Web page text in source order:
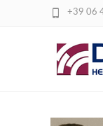
+39 06